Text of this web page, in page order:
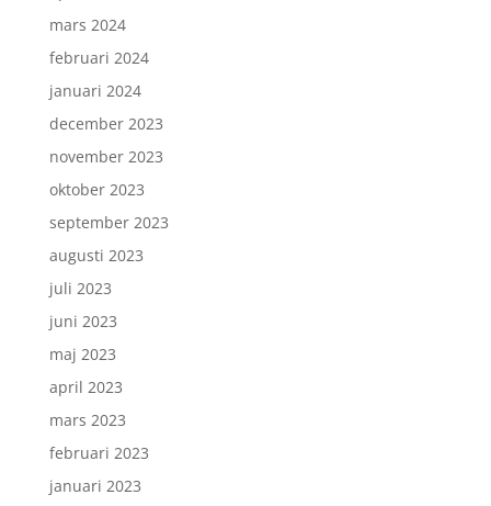
mars 2024
februari 2024
januari 2024
december 2023
november 2023
oktober 2023
september 2023
augusti 2023
juli 2023
juni 2023
maj 2023
april 2023
mars 2023
februari 2023
januari 2023